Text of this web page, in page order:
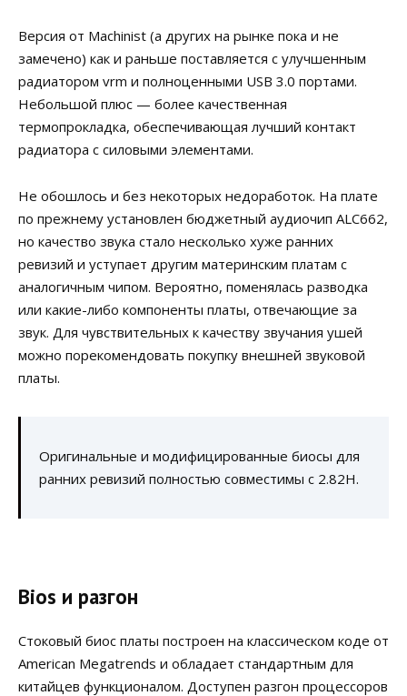
Версия от Machinist (а других на рынке пока и не
замечено) как и раньше поставляется с улучшенным
радиатором vrm и полноценными USB 3.0 портами.
Небольшой плюс — более качественная
термопрокладка, обеспечивающая лучший контакт
радиатора с силовыми элементами.
Не обошлось и без некоторых недоработок. На плате
по прежнему установлен бюджетный аудиочип ALC662,
но качество звука стало несколько хуже ранних
ревизий и уступает другим материнским платам с
аналогичным чипом. Вероятно, поменялась разводка
или какие-либо компоненты платы, отвечающие за
звук. Для чувствительных к качеству звучания ушей
можно порекомендовать покупку внешней звуковой
платы.
Оригинальные и модифицированные биосы для
ранних ревизий полностью совместимы с 2.82H.
Bios и разгон
Стоковый биос платы построен на классическом коде от
American Megatrends и обладает стандартным для
китайцев функционалом. Доступен разгон процессоров